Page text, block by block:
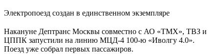
Электропоезд создан в единственном экземпляре
Накануне Дептранс Москвы совместно с АО «ТМХ», ТВЗ и
ЦППК запустили на линию МЦД-4 100-ю «Иволгу 4.0».
Поезд уже собрал первых пассажиров.